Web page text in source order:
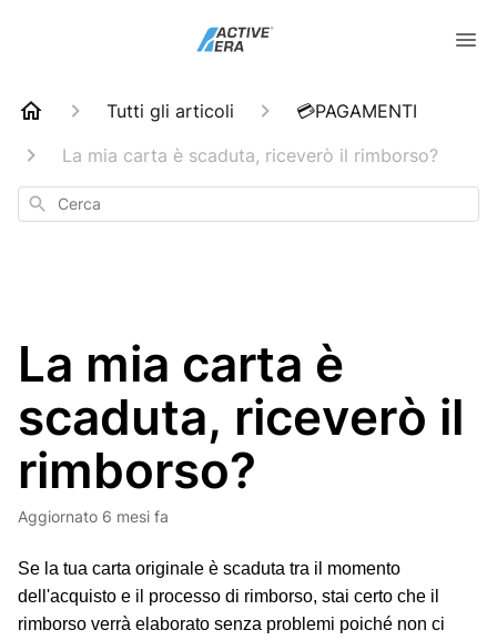
Tutti gli articoli
💳PAGAMENTI
La mia carta è scaduta, riceverò il rimborso?
Cerca
La mia carta è
scaduta, riceverò il
rimborso?
Aggiornato 6 mesi fa
Se la tua carta originale è scaduta tra il momento
dell'acquisto e il processo di rimborso, stai certo che il
rimborso verrà elaborato senza problemi poiché non ci